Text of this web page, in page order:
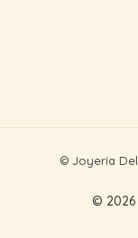
© Joyería
© 2026